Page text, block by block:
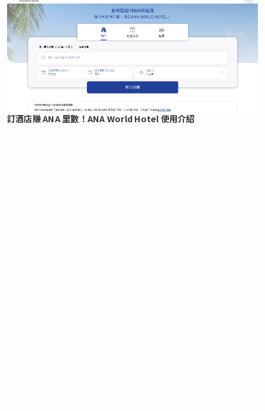
訂酒店賺 ANA 里數！ANA World Hotel 使用介紹